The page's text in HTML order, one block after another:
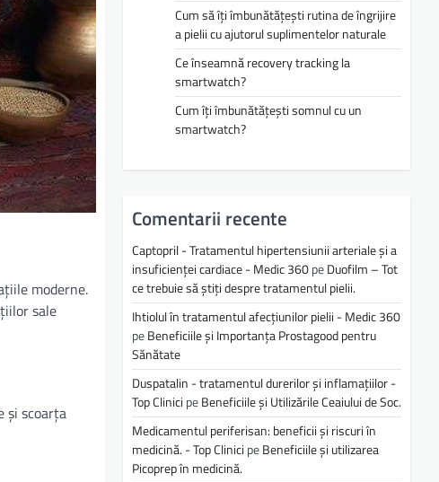
moderne.
sale
și scoarța
Cum să îți îmbunătățești rutina de îngrijire
a pielii cu ajutorul suplimentelor naturale
Ce înseamnă recovery tracking la
smartwatch?
Cum îți îmbunătățești somnul cu un
smartwatch?
Comentarii recente
Captopril - Tratamentul hipertensiunii arteriale și a
insuficienței cardiace - Medic 360peDuofilm – Tot
ce trebuie să știți despre tratamentul pielii.
Ihtiolul în tratamentul afecțiunilor pielii - Medic 360
peBeneficiile și Importanța Prostagood pentru
Sănătate
Duspatalin - tratamentul durerilor și inflamațiilor -
Top Clinici peBeneficiile și Utilizările Ceaiului de Soc.
Medicamentul periferisan: beneficii și riscuri în
medicină. - Top Clinici peBeneficiile și utilizarea
Picoprep în medicină.